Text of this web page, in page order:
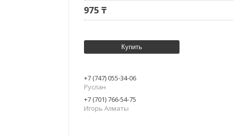
975 ₸
Купить
+7 (747) 055-34-06
Руслан
+7 (701) 766-54-75
Игорь Алматы